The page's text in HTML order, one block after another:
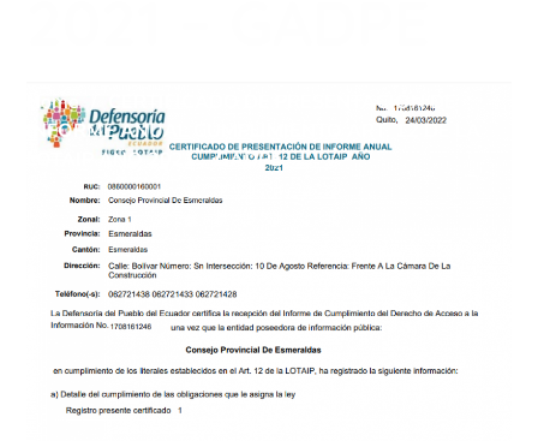
Home
CERTIFICADO DE PRESENTACIÓN DE
INFORME ANUAL CUMPLIMIENTO ART. 12 DE LA
LOTAIP AÑO 2021 – GADPE